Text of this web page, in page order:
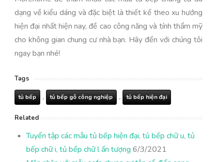
dạng về kiểu dáng và đặc biệt là thiết kế theo xu hướng
hiện đại nhất hiện nay, đề cao công năng và tính thẩm mỹ
cho không gian chung cư nhà bạn. Hãy đến với chúng tôi
ngay bạn nhé!
Tags
tủ bếp , tủ bếp gỗ công nghiệp , tủ bếp hiện đại
Related
Tuyển tập các mẫu tủ bếp hiện đại, tủ bếp chữ u, tủ
bếp chữ i, tủ bếp chữ l ấn tượng 6/3/2021